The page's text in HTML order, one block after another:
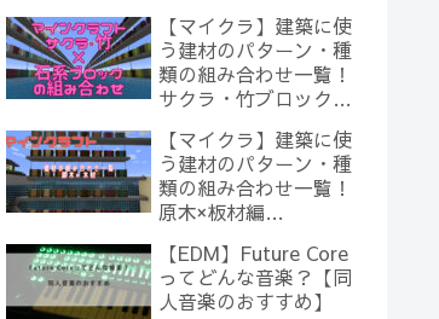
【マイクラ】建築に使
う建材のパターン・種
類の組み合わせ一覧！
サクラ・竹ブロック×
【Minecraft】
【マイクラ】建築に使
う建材のパターン・種
類の組み合わせ一覧！
原木×板材編
【EDM】Future Core
ってどんな音楽？【同
人音楽のおすすめ】